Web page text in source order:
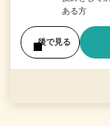
ある方
後で見る